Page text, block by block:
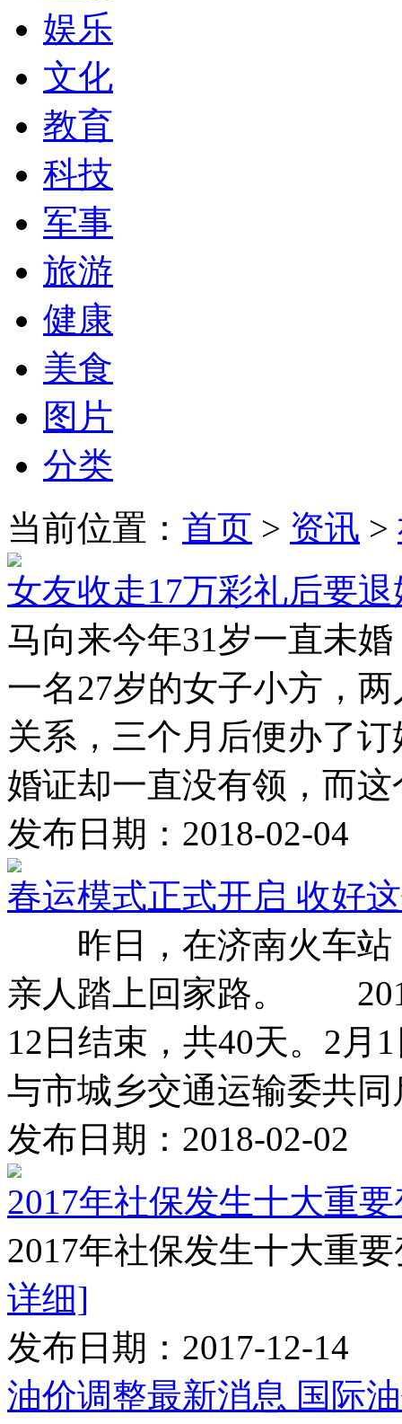
娱乐
文化
教育
科技
军事
旅游
健康
美食
图片
分类
当前位置： 首页 > 资讯 >
女友收走17万彩礼后要
马向来今年31岁一直未
一名27岁的女子小方，
关系，三个月后便办了
婚证却一直没有领，而
发布日期：2018-02-04
春运模式正式开启 收好
昨日，在济南火车站
亲人踏上回家路。
12日结束，共40天。2月
与市城乡交通运输委共
发布日期：2018-02-02
2017年社保发生十大重
2017年社保发生十大重
详细]
发布日期：2017-12-14
油价调整最新消息 国际